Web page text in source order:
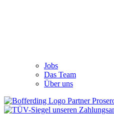
Jobs
Das Team
Über uns